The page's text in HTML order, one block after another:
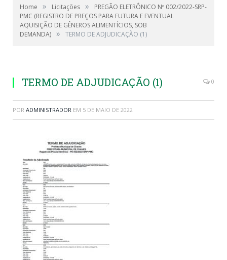
Home » Licitações »
PREGÃO ELETRÔNICO Nº 002/2022-SRP-
PMC (REGISTRO DE PREÇOS PARA FUTURA E EVENTUAL
AQUISIÇÃO DE GÊNEROS ALIMENTÍCIOS, SOB
DEMANDA) » TERMO DE ADJUDICAÇÃO (1)
TERMO DE ADJUDICAÇÃO (1) 0
POR ADMINISTRADOR EM 5 DE MAIO DE 2022